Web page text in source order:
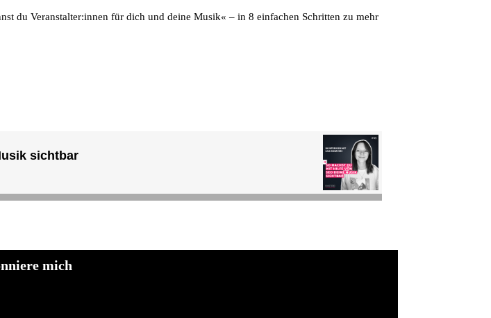
du Veranstalter:innen für dich und deine Musik« – in 8 einfachen Schritten zu mehr
mich